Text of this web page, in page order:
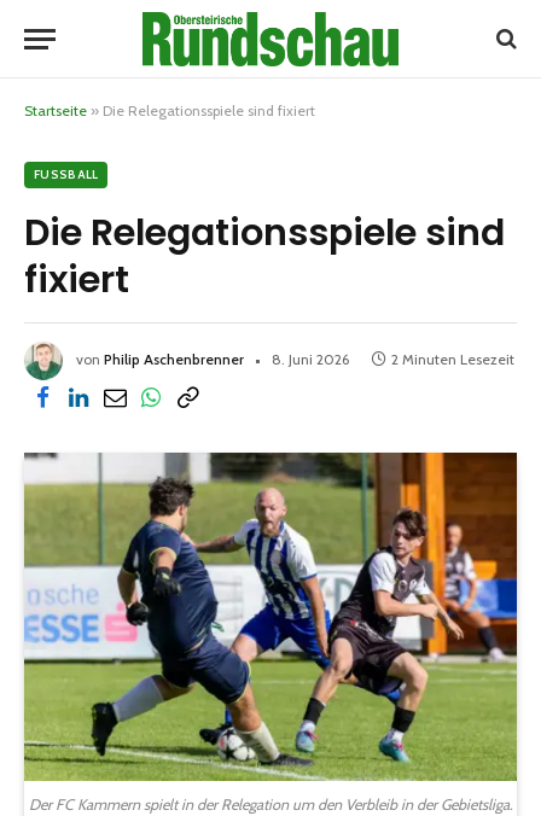
Startseite » Die Relegationsspiele sind fixiert
FUSSBALL
Die Relegationsspiele sind
fixiert
von Philip Aschenbrenner 8. Juni 2026 2 Minuten Lesezeit
Der FC Kammern spielt in der Relegation um den Verbleib in der Gebietsliga.